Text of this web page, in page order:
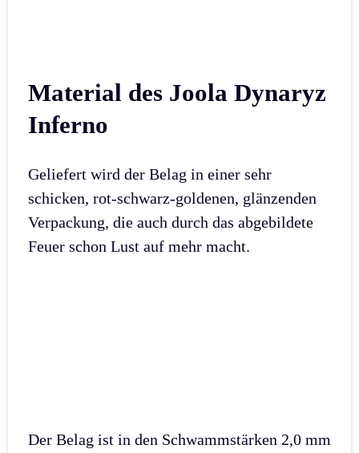
Material des Joola Dynaryz
Inferno
Geliefert wird der Belag in einer sehr
schicken, rot-schwarz-goldenen, glänzenden
Verpackung, die auch durch das abgebildete
Feuer schon Lust auf mehr macht.
Der Belag ist in den Schwammstärken 2,0 mm